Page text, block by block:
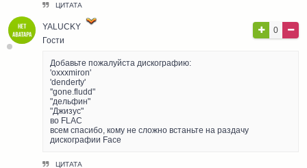
ЦИТАТА
YALUCKY
Гости
0
Добавьте пожалуйста дискографию:
'oxxxmiron'
'denderty'
''gone.fludd"
"дельфин"
"Джизус"
во FLAC
всем спасибо, кому не сложно встаньте на раздачу
дискографии Face
ЦИТАТА